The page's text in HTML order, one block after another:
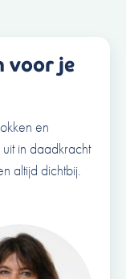
voor je
en
in daadkracht
altijd dichtbij.